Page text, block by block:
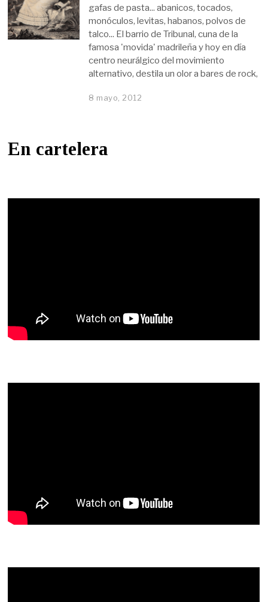
gafas de pasta... abanicos, tocados,
monóculos, levitas, habanos, polvos de
talco... El barrio de Tribunal, cuna de la
famosa 'movida' madrileña y hoy en día
centro neurálgico del movimiento
alternativo, destila un olor a bares de rock,
8 mayo, 2012
En cartelera